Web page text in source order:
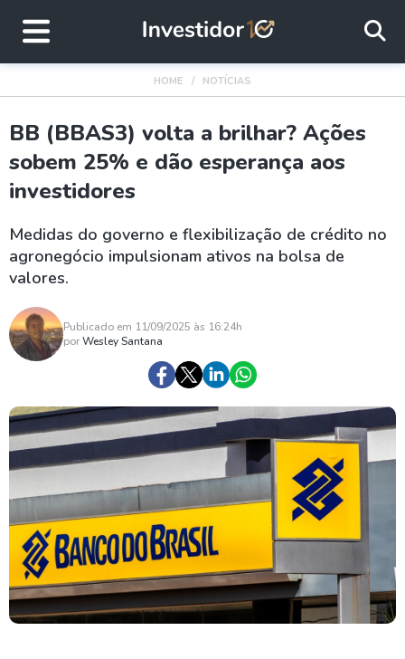
HOME NOTÍCIAS
BB (BBAS3) volta a brilhar? Ações
sobem 25% e dão esperança aos
investidores
Medidas do governo e flexibilização de crédito no
agronegócio impulsionam ativos na bolsa de
valores.
Publicado em 11/09/2025 às 16:24h
porWesley Santana